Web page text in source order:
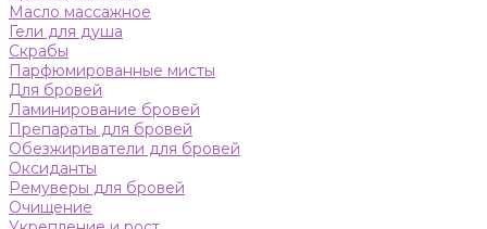
Масло массажное
Гели для душа
Скрабы
Парфюмированные мисты
Для бровей
Ламинирование бровей
Препараты для бровей
Обезжириватели для бровей
Оксиданты
Ремуверы для бровей
Очищение